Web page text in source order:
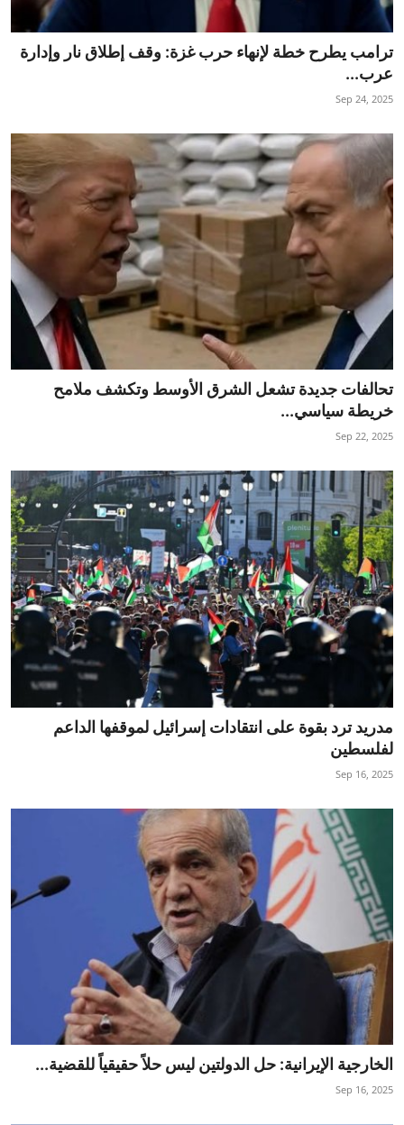
ترامب يطرح خطة لإنهاء حرب غزة: وقف إطلاق نار وإدارة
عرب...
Sep 24, 2025
تحالفات جديدة تشعل الشرق الأوسط وتكشف ملامح
خريطة سياسي...
Sep 22, 2025
مدريد ترد بقوة على انتقادات إسرائيل لموقفها الداعم
لفلسطين
Sep 16, 2025
الخارجية الإيرانية: حل الدولتين ليس حلاً حقيقياً للقضية...
Sep 16, 2025